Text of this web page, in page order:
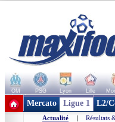
OM PSG Lyon Lille
+ de clubs
Mercato Ligue 1 L2/
Actualité | Résultats